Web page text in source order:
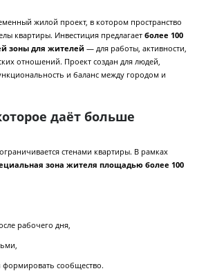
жилой проект, в котором пространство
квартиры. Инвестиция предлагает более 100
зоны для жителей — для работы, активности,
отношений. Проект создан для людей,
и баланс между городом и
даёт больше
стенами квартиры. В рамках
зона жителя площадью более 100
рабочего дня,
формировать сообщество.